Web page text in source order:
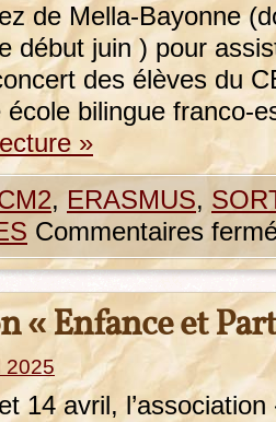
de Mella-Bayonne
début juin ) pour
des élèves du
école bilingue franco-
»
, ERASMUS,
Commentaires
« Enfance et
2025
14 avril,